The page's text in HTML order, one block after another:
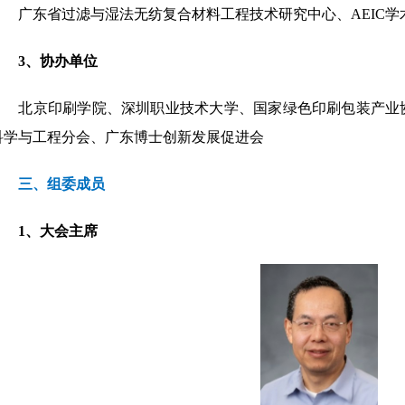
东省过滤与湿法无纺复合材料工程技术研究中心、AEIC学
协办单位
京印刷学院、深圳职业技术大学、国家绿色印刷包装产业
学与工程分会、广东博士创新发展促进会
、组委成员
大会主席